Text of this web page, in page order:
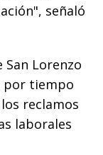
señaló
San Lorenzo
por tiempo
reclamos
laborales